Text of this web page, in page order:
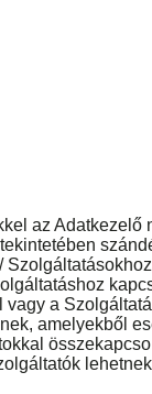
az Adatkezelő
a
amelyekből